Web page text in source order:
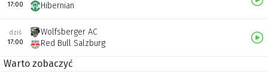
17:00
Hibernian
dziś
17:00
Wolfsberger AC
Red Bull Salzburg
Warto zobaczyć